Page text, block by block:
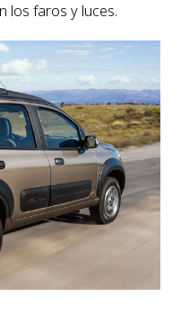
los faros y luces.